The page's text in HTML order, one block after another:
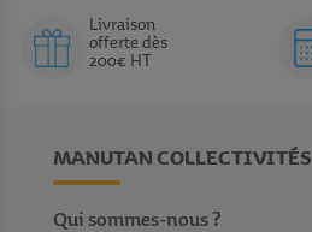
Livraison
offerte dès
200€ HT
MANUTAN COLLECTIVITÉS
Qui sommes-nous ?